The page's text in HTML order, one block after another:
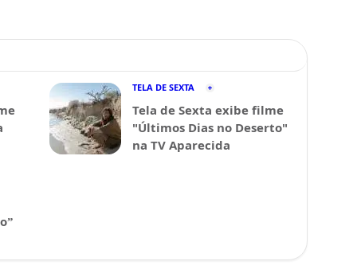
TELA DE SEXTA
Tela de Sexta exibe filme
"Últimos Dias no Deserto"
na TV Aparecida